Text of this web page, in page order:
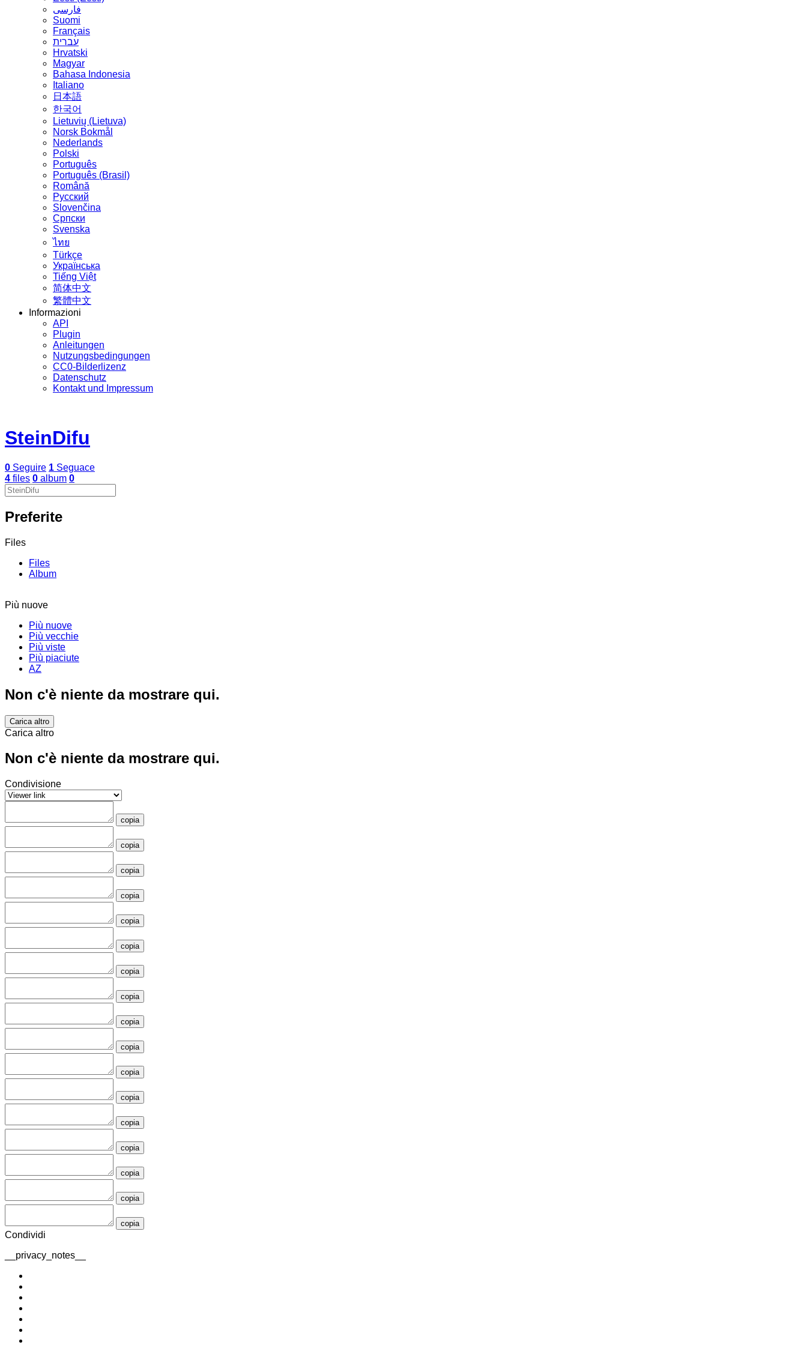
فارسی
Suomi
Français
עברית
Hrvatski
Magyar
Bahasa Indonesia
Italiano
日本語
한국어
Lietuvių (Lietuva)
‪Norsk Bokmål‬
Nederlands
Polski
Português
Português (Brasil)
Română
Русский
Slovenčina
Српски
Svenska
ไทย
Türkçe
Українська
Tiếng Việt
简体中文
繁體中文
Informazioni
API
Plugin
Anleitungen
Nutzungsbedingungen
CC0-Bilderlizenz
Datenschutz
Kontakt und Impressum
SteinDifu
0 Seguire 1 Seguace
4 files 0 album 0
Preferite
Files
Files
Album
Più nuove
Più nuove
Più vecchie
Più viste
Più piaciute
AZ
Non c'è niente da mostrare qui.
Carica altro
Carica altro
Non c'è niente da mostrare qui.
Condivisione
copia
copia
copia
copia
copia
copia
copia
copia
copia
copia
copia
copia
copia
copia
copia
copia
copia
Condividi
__privacy_notes__